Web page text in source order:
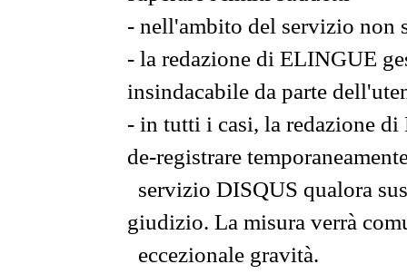
- nell'ambito del servizio
- la redazione di ELINGUE
insindacabile da parte
- in tutti i casi, la redazione
de-registrare
servizio DISQUS qualora
giudizio. La misura verrà
eccezionale gravità.